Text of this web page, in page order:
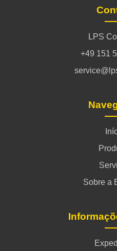
LPS
+49 151
Sobre a